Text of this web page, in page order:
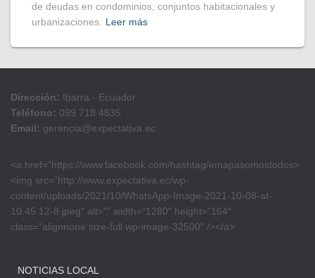
de deudas en condominios, conjuntos habitacionales y
urbanizaciones. Leer más
Dirección: Ibarra - Ecuador
Teléfono: 099 718 4835
Email: gerencia@expectativa.ec
<a href=”https://www.facebook.com/hashtag/emapasomostodos>
<img src=”http://www.expectativa.ec/wp-
content/uploads/2021/10/WhatsApp-Image-2021-10-08-at-
10.45.12-8.jpeg” alt=”” width=”1280″ height=”164″
class=”alignnone size-full wp-image-32500″ /></a>
NOTICIAS LOCAL